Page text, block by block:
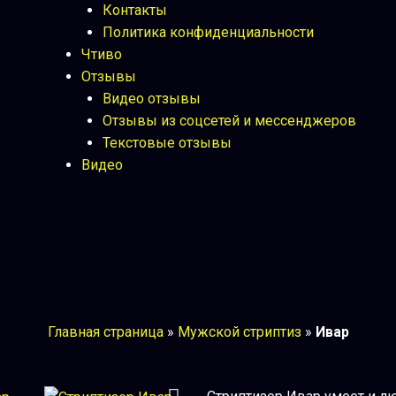
Контакты
Политика конфиденциальности
Чтиво
Отзывы
Видео отзывы
Отзывы из соцсетей и мессенджеров
Текстовые отзывы
Видео
Главная страница» Мужской стриптиз » Ивар